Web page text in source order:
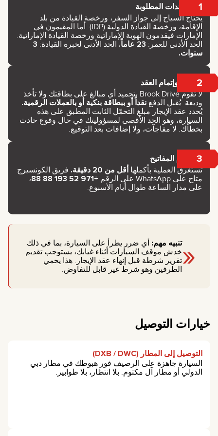
1 المستندات المطلوبة
يحتاج السياح إلى جواز السفر، ورخصة القيادة من بلد
الإقامة، ورخصة القيادة الدولية (IDP). أما المقيمون في
الإمارات فيقدمون الهوية الإماراتية ورخصة القيادة الإماراتية.
الحد الأدنى للعمر: 23 عاماً. الحد الأدنى لخبرة القيادة: 3
سنوات.
2 الدفع وإتمام العقد
لا تقوم Brook Drive بتجميد أي مبالغ على بطاقتك ولا تأخذ
وديعة. يُقبل الدفع نقداً أو ببطاقة بنكية أو بالعملات الرقمية.
يُحدد عقد الإيجار مبلغ التحمّل الثابت المطبق على هذه
السيارة، وهو الحد الأقصى لمسؤوليتك في حال وقوع حادث
بخطأك. لا مفاجآت، ولا إضافات بعد التوقيع.
3 استلام المفاتيح
تستغرق العملية بأكملها أقل من 20 دقيقة.
فريق الكونسيرج
متاح على WhatsApp على الرقم
+971 52 193 88 88
،
على مدار الساعة طوال أيام الأسبوع.
«تنبيه مهم: أي ضرر يطرأ على السيارة، بما في ذلك
خدش موقف السيارات أثناء غيابك، يستوجب تقديم
تقرير شرطة قبل إنهاء عقد الإيجار. هذا يحمي
الطرفين وهو شرط غير قابل للتفاوض.
خيارات التوصيل
التوصيل إلى المطار (DXB / DWC)
السيارة جاهزة على الرصيف فور هبوطك في مطار دبي
الدولي أو مطار آل مكتوم. بلا انتظار، بلا طوابير.